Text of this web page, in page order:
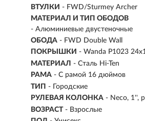
ВТУЛКИ - FWD/Sturmey Archer
МАТЕРИАЛ И ТИП ОБОДОВ
- Алюминиевые двустеночные
ОБОДА - FWD Double Wall
ПОКРЫШКИ - Wanda P1023
МАТЕРИАЛ - Сталь Hi-Ten
РАМА - С рамой 16 дюймов
ТИП - Городские
РУЛЕВАЯ КОЛОНКА - Neco, 1'',
ВОЗРАСТ - Взрослые